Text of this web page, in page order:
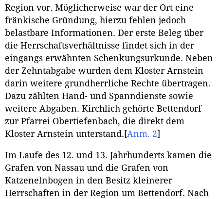
Region vor. Möglicherweise war der Ort eine
fränkische Gründung, hierzu fehlen jedoch
belastbare Informationen. Der erste Beleg über
die Herrschaftsverhältnisse findet sich in der
eingangs erwähnten Schenkungsurkunde. Neben
der Zehntabgabe wurden dem KlosterArnstein
darin weitere grundherrliche Rechte übertragen.
Dazu zählten Hand- und Spanndienste sowie
weitere Abgaben. Kirchlich gehörte Bettendorf
zur Pfarrei Obertiefenbach, die direkt dem
KlosterArnstein unterstand. [Anm. 2]
Im Laufe des 12. und 13. Jahrhunderts kamen die
Grafen von Nassau und die Grafen von
Katzenelnbogen in den Besitz kleinerer
Herrschaften in der Region um Bettendorf. Nach